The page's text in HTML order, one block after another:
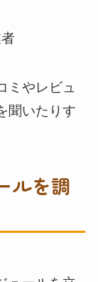
ミやレビュ
聞いたりす
ルを調